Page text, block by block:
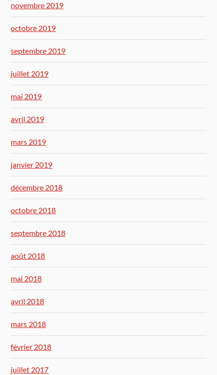
novembre 2019
octobre 2019
septembre 2019
juillet 2019
mai 2019
avril 2019
mars 2019
janvier 2019
décembre 2018
octobre 2018
septembre 2018
août 2018
mai 2018
avril 2018
mars 2018
février 2018
juillet 2017